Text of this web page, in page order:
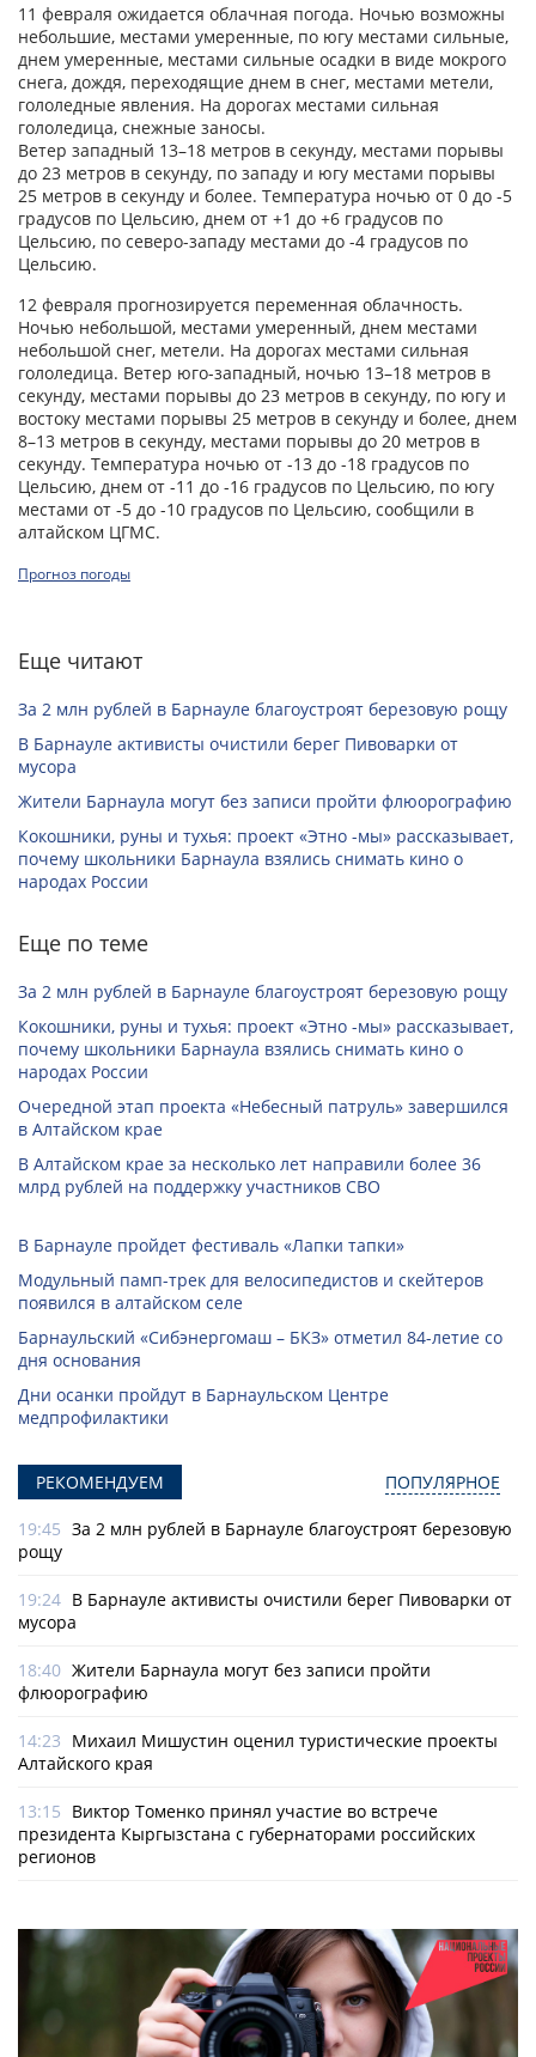
11 февраля ожидается облачная погода. Ночью возможны
небольшие, местами умеренные, по югу местами сильные,
днем умеренные, местами сильные осадки в виде мокрого
снега, дождя, переходящие днем в снег, местами метели,
гололедные явления. На дорогах местами сильная
гололедица, снежные заносы.
Ветер западный 13–18 метров в секунду, местами порывы
до 23 метров в секунду, по западу и югу местами порывы
25 метров в секунду и более. Температура ночью от 0 до -5
градусов по Цельсию, днем от +1 до +6 градусов по
Цельсию, по северо-западу местами до -4 градусов по
Цельсию.
12 февраля прогнозируется переменная облачность.
Ночью небольшой, местами умеренный, днем местами
небольшой снег, метели. На дорогах местами сильная
гололедица. Ветер юго-западный, ночью 13–18 метров в
секунду, местами порывы до 23 метров в секунду, по югу и
востоку местами порывы 25 метров в секунду и более, днем
8–13 метров в секунду, местами порывы до 20 метров в
секунду. Температура ночью от -13 до -18 градусов по
Цельсию, днем от -11 до -16 градусов по Цельсию, по югу
местами от -5 до -10 градусов по Цельсию, сообщили в
алтайском ЦГМС.
Прогноз погоды
Еще читают
За 2 млн рублей в Барнауле благоустроят березовую рощу
В Барнауле активисты очистили берег Пивоварки от
мусора
Жители Барнаула могут без записи пройти флюорографию
Кокошники, руны и тухья: проект «Этно -мы» рассказывает,
почему школьники Барнаула взялись снимать кино о
народах России
Еще по теме
За 2 млн рублей в Барнауле благоустроят березовую рощу
Кокошники, руны и тухья: проект «Этно -мы» рассказывает,
почему школьники Барнаула взялись снимать кино о
народах России
Очередной этап проекта «Небесный патруль» завершился
в Алтайском крае
В Алтайском крае за несколько лет направили более 36
млрд рублей на поддержку участников СВО
В Барнауле пройдет фестиваль «Лапки тапки»
Модульный памп-трек для велосипедистов и скейтеров
появился в алтайском селе
Барнаульский «Сибэнергомаш – БКЗ» отметил 84-летие со
дня основания
Дни осанки пройдут в Барнаульском Центре
медпрофилактики
РЕКОМЕНДУЕМ ПОПУЛЯРНОЕ
19:45 За 2 млн рублей в Барнауле благоустроят березовую
рощу
19:24 В Барнауле активисты очистили берег Пивоварки от
мусора
18:40 Жители Барнаула могут без записи пройти
флюорографию
14:23 Михаил Мишустин оценил туристические проекты
Алтайского края
13:15 Виктор Томенко принял участие во встрече
президента Кыргызстана с губернаторами российских
регионов